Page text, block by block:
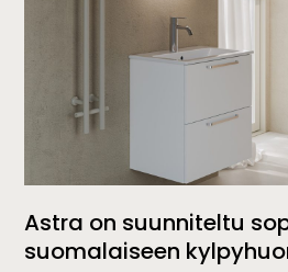
Astra on suunniteltu
suomalaiseen